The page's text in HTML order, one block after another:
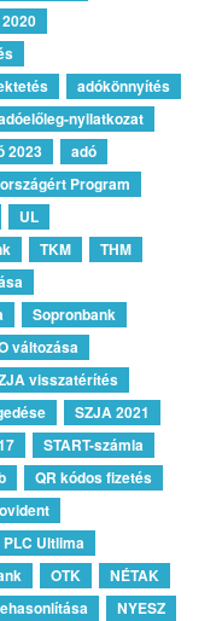
adókönnyítés
nyilatkozat
2023
adó
Program
UL
TKM
THM
Sopronbank
változása
visszatérítés
SZJA 2021
START-számla
QR kódos fizetés
PLC Ultlima
OTK
NÉTAK
NYESZ